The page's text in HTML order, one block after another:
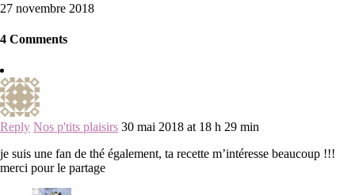
27 novembre 2018
4 Comments
Reply Nos p'tits plaisirs 30 mai 2018 at 18 h 29 min
je suis une fan de thé également, ta recette m’intéresse beaucoup !!!
merci pour le partage